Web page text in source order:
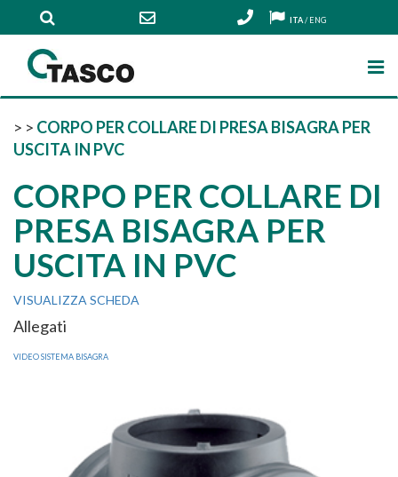
ITA/ENG
> > CORPO PER COLLARE DI PRESA BISAGRA PER
USCITA IN PVC
CORPO PER COLLARE DI
PRESA BISAGRA PER
USCITA IN PVC
VISUALIZZA SCHEDA
Allegati
VIDEO SISTEMA BISAGRA